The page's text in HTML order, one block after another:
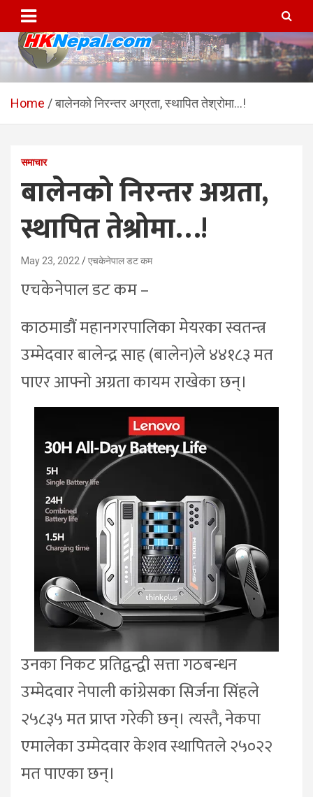
content
HKNepal.com – हङकङबाट
सञ्चालित पहिलो नेपाली अनलाईन
hknepal, hknepal.com, hk nepal, hk nepal com
Home बालेनको निरन्तर अग्रता, स्थापित तेश्रोमा…!
समाचार
बालेनको निरन्तर अग्रता,
स्थापित तेश्रोमा…!
May 23, 2022 एचकेनेपाल डट कम
एचकेनेपाल डट कम –
काठमाडौं महानगरपालिका मेयरका स्वतन्त्र
उम्मेदवार बालेन्द्र साह (बालेन)ले ४४१८३ मत
पाएर आफ्नो अग्रता कायम राखेका छन्।
उनका निकट प्रतिद्वन्द्वी सत्ता गठबन्धन
उम्मेदवार नेपाली कांग्रेसका सिर्जना सिंहले
२५८३५ मत प्राप्त गरेकी छन्। त्यस्तै, नेकपा
एमालेका उम्मेदवार केशव स्थापितले २५०२२
मत पाएका छन्।